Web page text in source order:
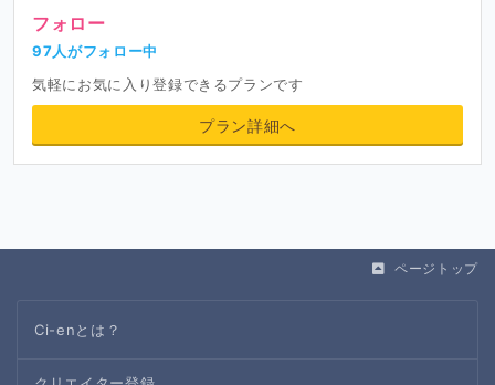
フォロー
97人がフォロー中
気軽にお気に入り登録できるプランです
プラン詳細へ
ページトップ
Ci-enとは？